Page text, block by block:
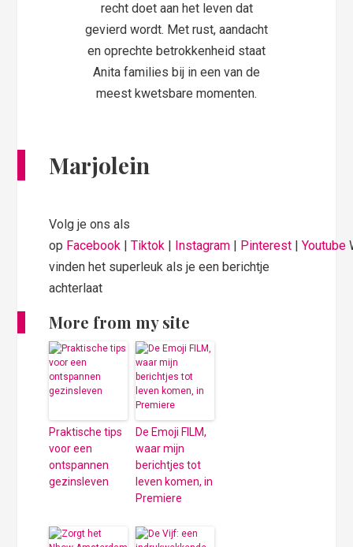
recht doet aan het leven dat
gevierd wordt. Met rust, aandacht
en oprechte betrokkenheid staat
Anita families bij in een van de
meest kwetsbare momenten.
Marjolein
Volg je ons als
op Facebook |Tiktok | Instagram | Pinterest |Youtube
vinden het superleuk als je een berichtje
achterlaat
More from my site
Praktische tips
voor een
ontspannen
gezinsleven
De Emoji FILM,
waar mijn
berichtjes tot
leven komen, in
Premiere